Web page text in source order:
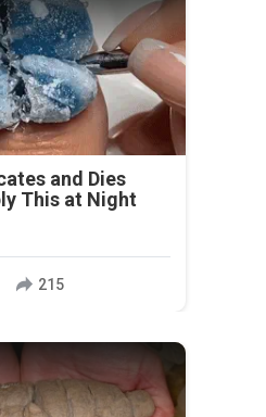
and Dies
This at Night
215